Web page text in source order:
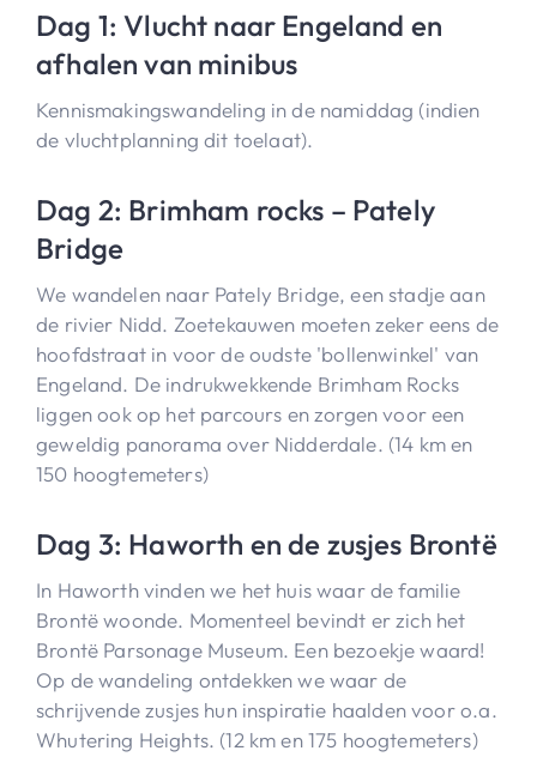
Dag 1: Vlucht naar Engeland en
afhalen van minibus
Kennismakingswandeling in de namiddag (indien
de vluchtplanning dit toelaat).
Dag 2: Brimham rocks – Pately
Bridge
We wandelen naar Pately Bridge, een stadje aan
de rivier Nidd. Zoetekauwen moeten zeker eens de
hoofdstraat in voor de oudste 'bollenwinkel' van
Engeland. De indrukwekkende Brimham Rocks
liggen ook op het parcours en zorgen voor een
geweldig panorama over Nidderdale. (14 km en
150 hoogtemeters)
Dag 3: Haworth en de zusjes Brontë
In Haworth vinden we het huis waar de familie
Brontë woonde. Momenteel bevindt er zich het
Brontë Parsonage Museum. Een bezoekje waard!
Op de wandeling ontdekken we waar de
schrijvende zusjes hun inspiratie haalden voor o.a.
Whutering Heights. (12 km en 175 hoogtemeters)